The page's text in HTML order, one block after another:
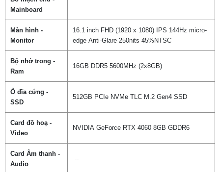
Mainboard
Màn hình -
Monitor
16.1 inch FHD (1920 x 1080) IPS 144Hz micro-
edge Anti-Glare 250nits 45%NTSC
Bộ nhớ trong -
Ram
16GB DDR5 5600MHz (2x8GB)
Ổ đĩa cứng -
SSD
512GB PCIe NVMe TLC M.2 Gen4 SSD
Card đồ hoạ -
Video
NVIDIA GeForce RTX 4060 8GB GDDR6
Card Âm thanh -
Audio
--